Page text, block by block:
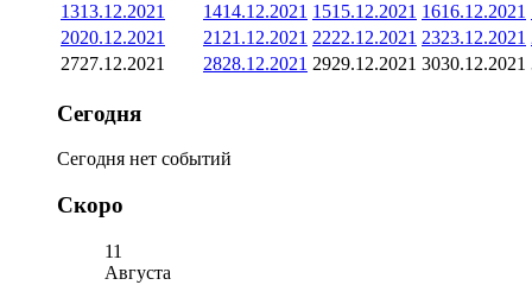
1313.12.2021 1414.12.2021 1515.12.2021 1616.12.2021
2020.12.2021 21 21.12.2021 2222.12.2021 2323.12.2021
2727.12.2021 2828.12.2021 2929.12.2021 3030.12.2021
Сегодня
Сегодня нет событий
Скоро
11
Августа